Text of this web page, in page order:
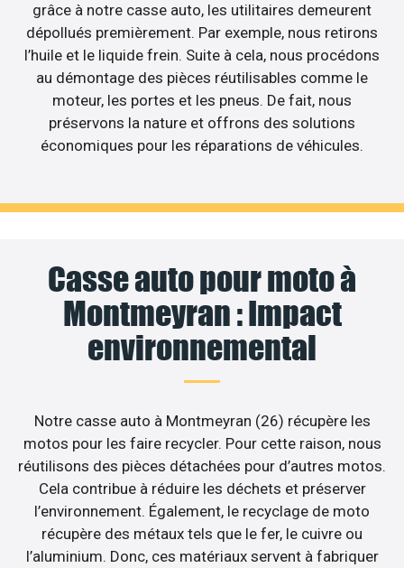
grâce à notre casse auto, les utilitaires demeurent
dépollués premièrement. Par exemple, nous retirons
l’huile et le liquide frein. Suite à cela, nous procédons
au démontage des pièces réutilisables comme le
moteur, les portes et les pneus. De fait, nous
préservons la nature et offrons des solutions
économiques pour les réparations de véhicules.
Casse auto pour moto à
Montmeyran : Impact
environnemental
Notre casse auto à Montmeyran (26) récupère les
motos pour les faire recycler. Pour cette raison, nous
réutilisons des pièces détachées pour d’autres motos.
Cela contribue à réduire les déchets et préserver
l’environnement. Également, le recyclage de moto
récupère des métaux tels que le fer, le cuivre ou
l’aluminium. Donc, ces matériaux servent à fabriquer